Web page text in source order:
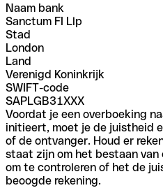
Naam bank
Sanctum FI Llp
Stad
London
Land
Verenigd Koninkrijk
SWIFT-code
SAPLGB31XXX
Voordat je een overboeking
initieert, moet je de juistheid
of de ontvanger. Houd er
staat zijn om het bestaan
om te controleren of het de
beoogde rekening.